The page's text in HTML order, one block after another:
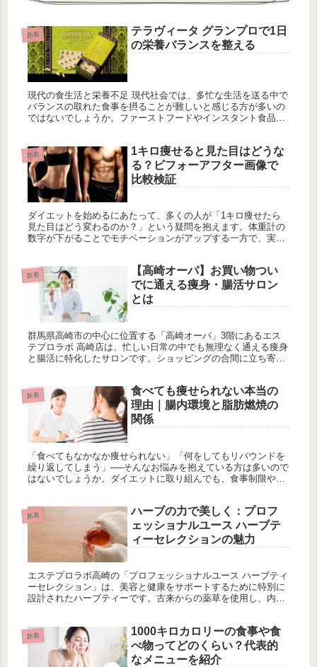
新着
テラヴィータ グランプロで1日
の栄養バランスを整える
現代の食生活と栄養不足 現代社会では、多忙な生活を送る中で
バランスの取れた食事を摂ることが難しいと感じる方が多いの
ではないでしょうか。ファーストフードやインスタント食品に
新着
1キロ痩せると見た目はどうな
る？ビフォーアフター画像で
比較検証
ダイエットを始めるにあたって、多くの人が「1キロ痩せたら
見た目はどう変わるのか？」という疑問を抱えます。体重計の
数字が下がることでモチベーションがアップする一方で、実際
新着
【高崎オーパ】お買い物つい
でに通える痩身・腸活サロン
とは
群馬県高崎市の中心に位置する「高崎オーパ」3階にあるエス
テプロラボ 高崎店は、忙しい日常の中でも無理なく通える痩身
と腸活に特化したサロンです。ショッピングの合間に立ち寄れ
新着
食べても痩せられない本当の
理由｜腸内環境と脂肪燃焼の
関係
「食べてもなかなか痩せられない」「何をしてもリバウンドを
繰り返してしまう」──そんなお悩みを抱えている方は多いので
はないでしょうか。ダイエットに取り組んでも、食事制限や運
新着
ハーブの力で美しく：プロフ
ェッショナルユース ハーブテ
ィーセレクションの魅力
エステプロラボ高崎の「プロフェッショナルユース ハーブティ
ーセレクション」は、美容と健康をサポートするために特別に
設計されたハーブティーです。古来からの薬草を使用し、内側
質を実現。目的別にブレンドされたハーブティーは、デトック
スやボディメイク、リラックス効果を提供し、日常生活に取り
入れることで心身のバランスを整えます。
新着
1000キロカロリーの食事や食
べ物ってどのくらい？代表的
なメニューを紹介